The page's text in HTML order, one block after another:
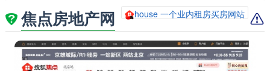
焦点房地产网 house 一个业内租房买房网站